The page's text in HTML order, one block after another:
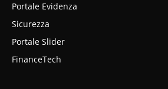
Portale Evidenza
Sicurezza
Portale Slider
FinanceTech